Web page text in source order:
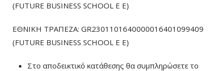
(FUTURE BUSINESS SCHOOL E E)
ΕΘΝΙΚΗ ΤΡΑΠΕΖΑ: GR2301101640000016401099409
(FUTURE BUSINESS SCHOOL E E)
Στο αποδεικτικό κατάθεσης θα συμπληρώσετε το